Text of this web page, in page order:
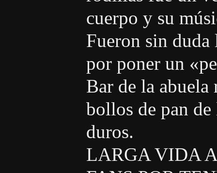
cuerpo y su
Fueron sin duda
por poner un
Bar de la
bollos de pan
duros.
LARGA VIDA